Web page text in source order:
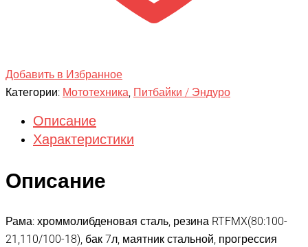
Добавить в Избранное
Категории: Мототехника, Питбайки / Эндуро
Описание
Характеристики
Описание
Рама: хроммолибденовая сталь, резина RTFMX(80:100-
21,110/100-18), бак 7л, маятник стальной, прогрессия